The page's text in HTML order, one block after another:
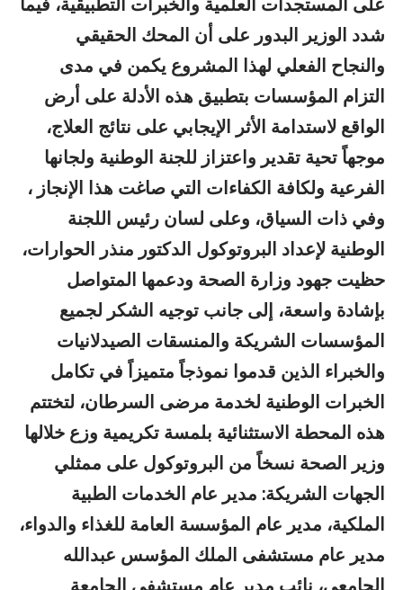
شدد الوزير البدور على أن المحك الحقيقي
والنجاح الفعلي لهذا المشروع يكمن في مدى
التزام المؤسسات بتطبيق هذه الأدلة على أرض
الواقع لاستدامة الأثر الإيجابي على نتائج العلاج،
موجهاً تحية تقدير واعتزاز للجنة الوطنية ولجانها
الفرعية ولكافة الكفاءات التي صاغت هذا الإنجاز ،
وفي ذات السياق، وعلى لسان رئيس اللجنة
الوطنية لإعداد البروتوكول الدكتور منذر الحوارات،
حظيت جهود وزارة الصحة ودعمها المتواصل
بإشادة واسعة، إلى جانب توجيه الشكر لجميع
المؤسسات الشريكة والمنسقات الصيدلانيات
والخبراء الذين قدموا نموذجاً متميزاً في تكامل
الخبرات الوطنية لخدمة مرضى السرطان، لتختتم
هذه المحطة الاستثنائية بلمسة تكريمية وزع خلالها
وزير الصحة نسخاً من البروتوكول على ممثلي
الجهات الشريكة: مدير عام الخدمات الطبية
الملكية، مدير عام المؤسسة العامة للغذاء والدواء،
مدير عام مستشفى الملك المؤسس عبدالله
الجامعي، نائب مدير عام مستشفى الجامعة